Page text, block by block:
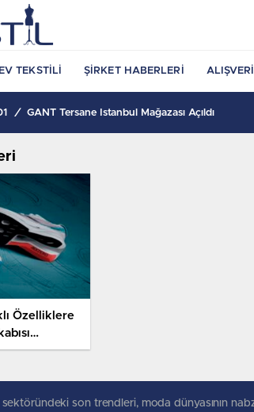
EV TEKSTILI ŞIRKET HABERLERI
/ GANT Tersane İstanbul Mağazası Açıldı
Özelliklere
2.0 Strung”
son trendleri, moda dünyasının